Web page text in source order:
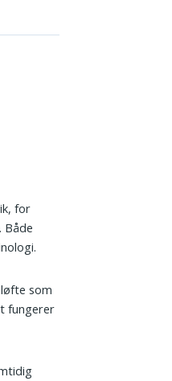
for
Både
som
fungerer